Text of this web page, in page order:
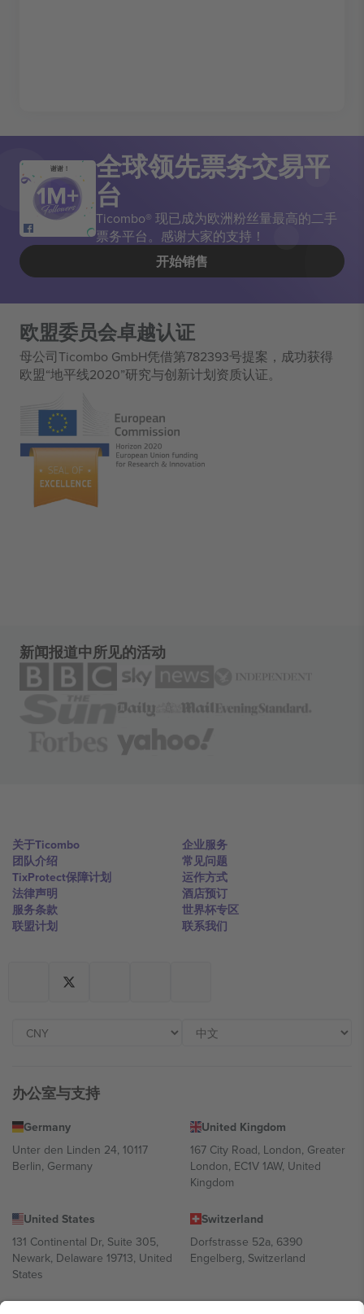
谢谢！ 全球领先票务交易平
台
Ticombo® 现已成为欧洲粉丝量最高的二手
票务平台。感谢大家的支持！
开始销售
欧盟委员会卓越认证
母公司Ticombo GmbH凭借第782393号提案，成功获得
欧盟“地平线2020”研究与创新计划资质认证。
新闻报道中所见的活动
关于Ticombo
团队介绍
TixProtect保障计划
法律声明
服务条款
联盟计划
企业服务
常见问题
运作方式
酒店预订
世界杯专区
联系我们
办公室与支持
Germany
Unter den Linden 24, 10117
Berlin, Germany
United Kingdom
167 City Road, London, Greater
London, EC1V 1AW, United
Kingdom
United States
131 Continental Dr, Suite 305,
Newark, Delaware 19713, United
States
Switzerland
Dorfstrasse 52a, 6390
Engelberg, Switzerland